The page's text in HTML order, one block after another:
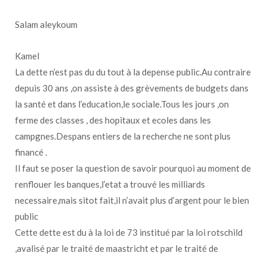
Salam aleykoum
Kamel
La dette n’est pas du du tout à la depense public.Au contraire
depuis 30 ans ,on assiste à des grèvements de budgets dans
la santé et dans l’education,le sociale.Tous les jours ,on
ferme des classes , des hopitaux et ecoles dans les
campgnes.Despans entiers de la recherche ne sont plus
financé .
Il faut se poser la question de savoir pourquoi au moment de
renflouer les banques,l’etat a trouvé les milliards
necessaire,mais sitot fait,il n’avait plus d’argent pour le bien
public
Cette dette est du à la loi de 73 institué par la loi rotschild
,avalisé par le traité de maastricht et par le traité de